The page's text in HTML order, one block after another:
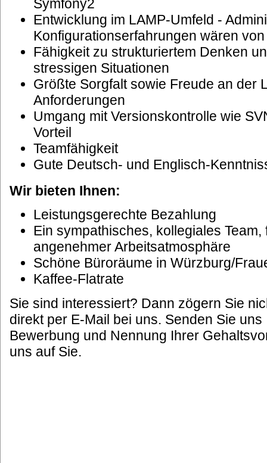
Symfony2
Entwicklung im LAMP-Umfeld -
Konfigurationserfahrungen wären
Fähigkeit zu strukturiertem Denken
stressigen Situationen
Größte Sorgfalt sowie Freude an der
An­forde­rungen
Umgang mit Versionskontrolle wie
Vorteil
Teamfähigkeit
Gute Deutsch- und Englisch-
Wir bieten Ihnen:
Leistungsgerechte Bezahlung
Ein sympathisches, kollegiales
angenehmer Arbeitsatmosphäre
Schöne Büroräume in Würzburg/
Kaffee-Flatrate
Sie sind interessiert? Dann zögern Sie
direkt per E-Mail bei uns. Senden Sie
Bewerbung und Nennung Ihrer
uns auf Sie.